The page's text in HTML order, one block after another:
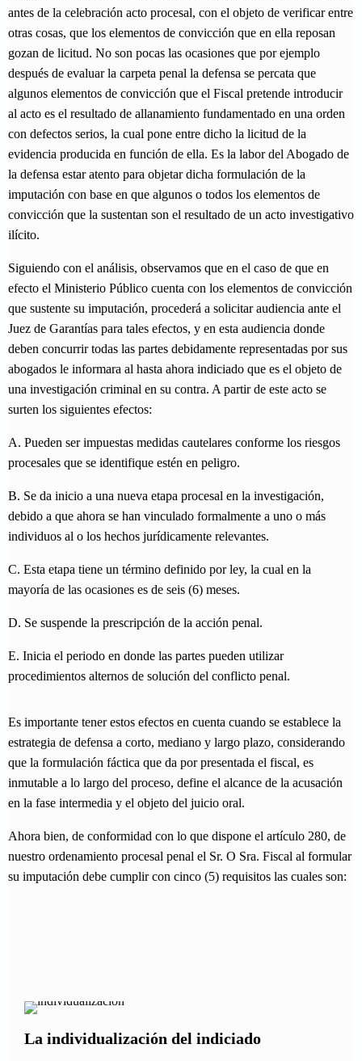
antes de la celebración acto procesal, con el objeto de verificar entre
otras cosas, que los elementos de convicción que en ella reposan
gozan de licitud. No son pocas las ocasiones que por ejemplo
después de evaluar la carpeta penal la defensa se percata que
algunos elementos de convicción que el Fiscal pretende introducir
al acto es el resultado de allanamiento fundamentado en una orden
con defectos serios, la cual pone entre dicho la licitud de la
evidencia producida en función de ella. Es la labor del Abogado de
la defensa estar atento para objetar dicha formulación de la
imputación con base en que algunos o todos los elementos de
convicción que la sustentan son el resultado de un acto investigativo
ilícito.
Siguiendo con el análisis, observamos que en el caso de que en
efecto el Ministerio Público cuenta con los elementos de convicción
que sustente su imputación, procederá a solicitar audiencia ante el
Juez de Garantías para tales efectos, y en esta audiencia donde
deben concurrir todas las partes debidamente representadas por sus
abogados le informara al hasta ahora indiciado que es el objeto de
una investigación criminal en su contra. A partir de este acto se
surten los siguientes efectos:
A. Pueden ser impuestas medidas cautelares conforme los riesgos
procesales que se identifique estén en peligro.
B. Se da inicio a una nueva etapa procesal en la investigación,
debido a que ahora se han vinculado formalmente a uno o más
individuos al o los hechos jurídicamente relevantes.
C. Esta etapa tiene un término definido por ley, la cual en la
mayoría de las ocasiones es de seis (6) meses.
D. Se suspende la prescripción de la acción penal.
E. Inicia el periodo en donde las partes pueden utilizar
procedimientos alternos de solución del conflicto penal.
Es importante tener estos efectos en cuenta cuando se establece la
estrategia de defensa a corto, mediano y largo plazo, considerando
que la formulación fáctica que da por presentada el fiscal, es
inmutable a lo largo del proceso, define el alcance de la acusación
en la fase intermedia y el objeto del juicio oral.
Ahora bien, de conformidad con lo que dispone el artículo 280, de
nuestro ordenamiento procesal penal el Sr. O Sra. Fiscal al formular
su imputación debe cumplir con cinco (5) requisitos las cuales son:
La individualización del indiciado